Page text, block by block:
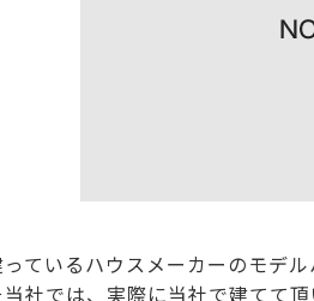
ているハウスメーカーのモデ
社では、実際に当社で建てて